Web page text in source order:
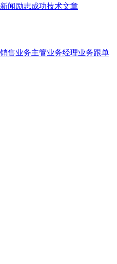
闻励志成功技术文章
售业务主管业务经理业务跟单